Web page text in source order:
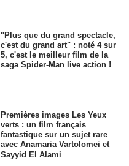
"Plus que du grand spectacle,
c'est du grand art" : noté 4 sur
5, c'est le meilleur film de la
saga Spider-Man live action !
Premières images Les Yeux
verts : un film français
fantastique sur un sujet rare
avec Anamaria Vartolomei et
Sayyid El Alami